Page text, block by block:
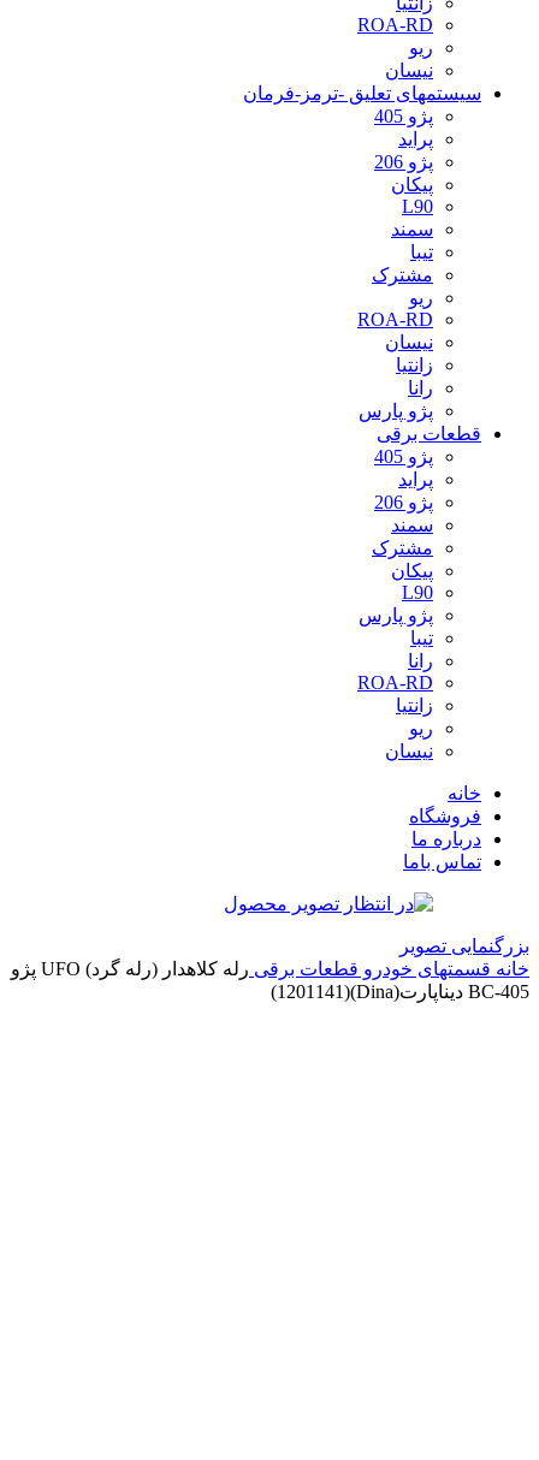
ROA-RD
ریو
نیسان
سیستمهای تعلیق -ترمز-فرمان
پژو 405
پراید
پژو 206
پیکان
L90
سمند
تیبا
مشترک
ریو
ROA-RD
نیسان
زانتیا
رانا
پژو پارس
قطعات برقی
پژو 405
پراید
پژو 206
سمند
مشترک
پیکان
L90
پژو پارس
تیبا
رانا
ROA-RD
زانتیا
ریو
نیسان
خانه
فروشگاه
درباره ما
تماس باما
بزرگنمایی تصویر
خانه قسمتهای خودرو قطعات برقی
رله کلاهدار (رله گرد) UFO پژو
405-BC دیناپارت(Dina)(1201141)